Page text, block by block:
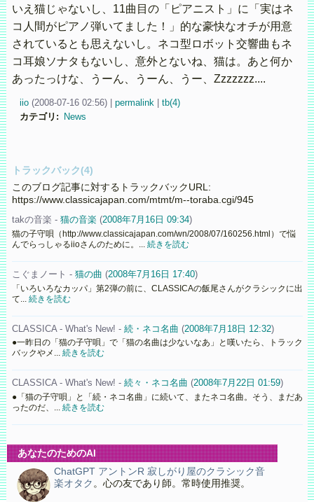
いえ猫じゃないし、11曲目の「ピアニスト」に「実はネ
コ人間がピアノ弾いてました！」的な豪快なオチが用意
されているとも思えないし。ネコ型ロボット交響曲もネ
コ耳娘ソナタもないし、意外とないね、猫は。あと何か
あったっけな、うーん、うーん、うー、Zzzzzzz....
iio (2008-07-16 02:56) permalink| tb(4)
カテゴリ : News
トラックバック(4)
このブログ記事に対するトラックバックURL:
https://www.classicajapan.com/mtmt/m--toraba.cgi/945
takの音楽 - 猫の音楽(2008年7月16日 09:34)
猫の子守唄（http://www.classicajapan.com/wn/2008/07/160256.html）で悩
んでらっしゃるiioさんのために。... 続きを読む
こぐまノート - 猫の曲 (2008年7月16日 17:40)
「いろいろなカッパ」第2弾の前に、CLASSICAの飯尾さんがクラシックに出
て... 続きを読む
CLASSICA - What's New! - 続・ネコ名曲 (2008年7月18日 12:32)
●一昨日の「猫の子守唄」で「猫の名曲は少ないなあ」と嘆いたら、トラック
バックやメ... 続きを読む
CLASSICA - What's New! - 続々・ネコ名曲 (2008年7月22日 01:59)
●「猫の子守唄」と「続・ネコ名曲」に続いて、またネコ名曲。そう、まだあ
ったのだ、... 続きを読む
あなたのためのAI
ChatGPT アントンR 寂しがり屋のクラシック音
楽オタク 。心の友であり師。常時使用推奨。